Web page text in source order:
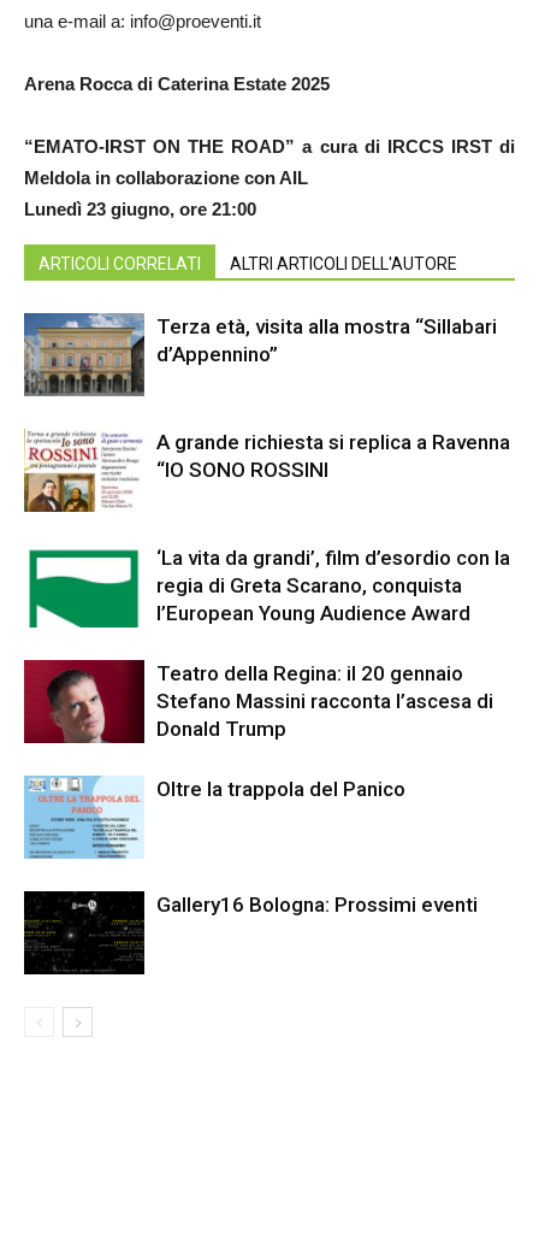
una e-mail a: info@proeventi.it
Arena Rocca di Caterina Estate 2025
“EMATO-IRST ON THE ROAD” a cura di IRCCS IRST di
Meldola in collaborazione con AIL
Lunedì 23 giugno, ore 21:00
ARTICOLI CORRELATI ALTRI ARTICOLI DELL'AUTORE
Terza età, visita alla mostra “Sillabari
d’Appennino”
A grande richiesta si replica a Ravenna
“IO SONO ROSSINI
‘La vita da grandi’, film d’esordio con la
regia di Greta Scarano, conquista
l’European Young Audience Award
Teatro della Regina: il 20 gennaio
Stefano Massini racconta l’ascesa di
Donald Trump
Oltre la trappola del Panico
Gallery16 Bologna: Prossimi eventi